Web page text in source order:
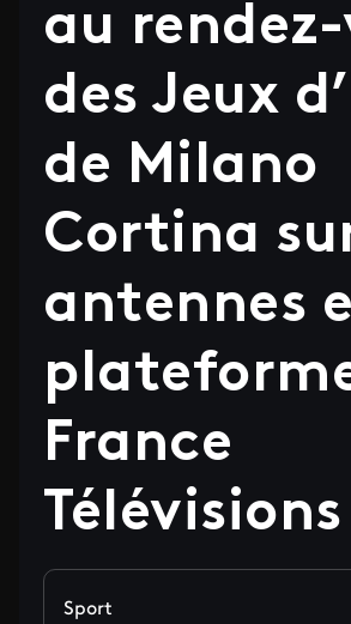
au
des Jeux
de Milano
Cortina
antennes
France
Télévisions
Sport